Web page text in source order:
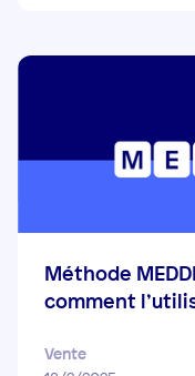
Méthode
comment
Vente